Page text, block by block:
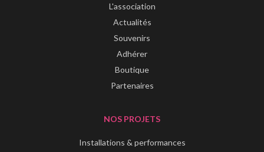
L'association
Actualités
Souvenirs
Adhérer
Boutique
Partenaires
NOS PROJETS
Installations & performances